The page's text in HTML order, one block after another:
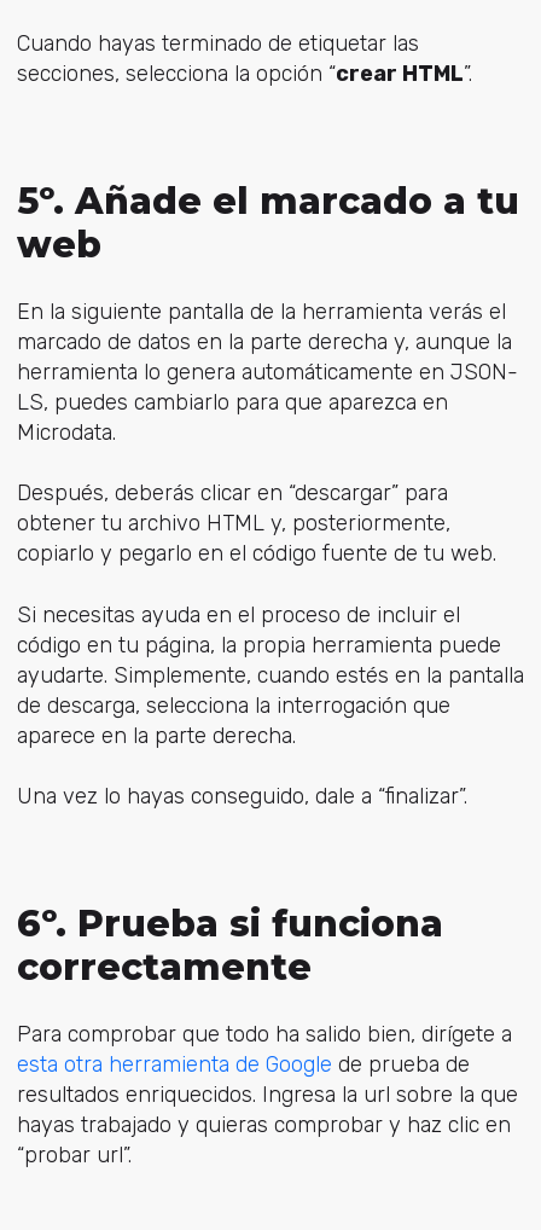
Cuando hayas terminado de etiquetar las
secciones, selecciona la opción “crear HTML”.
5º. Añade el marcado a tu
web
En la siguiente pantalla de la herramienta verás el
marcado de datos en la parte derecha y, aunque la
herramienta lo genera automáticamente en JSON-
LS, puedes cambiarlo para que aparezca en
Microdata.
Después, deberás clicar en “descargar” para
obtener tu archivo HTML y, posteriormente,
copiarlo y pegarlo en el código fuente de tu web.
Si necesitas ayuda en el proceso de incluir el
código en tu página, la propia herramienta puede
ayudarte. Simplemente, cuando estés en la pantalla
de descarga, selecciona la interrogación que
aparece en la parte derecha.
Una vez lo hayas conseguido, dale a “finalizar”.
6º. Prueba si funciona
correctamente
Para comprobar que todo ha salido bien, dirígete a
esta otra herramienta de Google de prueba de
resultados enriquecidos. Ingresa la url sobre la que
hayas trabajado y quieras comprobar y haz clic en
“probar url”.